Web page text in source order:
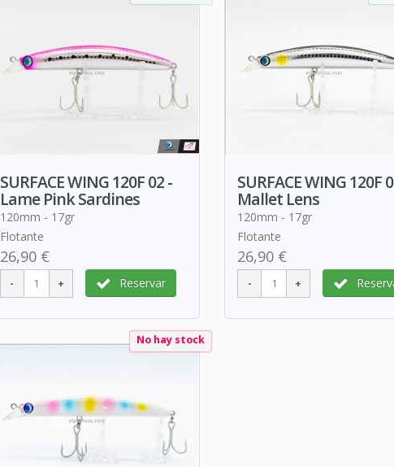
SURFACE WING 120F 02 -
Lame Pink Sardines
120mm - 17gr
Flotante
26,90 €
Reservar
SURFACE WING 120F
Mallet Lens
120mm - 17gr
Flotante
26,90 €
No hay stock